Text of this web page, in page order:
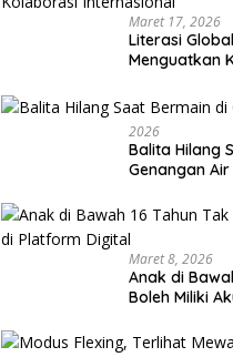
Maret 17, 2026
Literasi
Menguatkan
2026
Balita Hilang
Genangan Air
Maret 8, 2026
Anak di
Boleh Miliki